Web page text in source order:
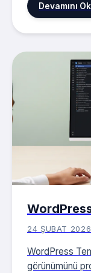
Devamını
24 ŞUBAT
WordPress
görünümünü